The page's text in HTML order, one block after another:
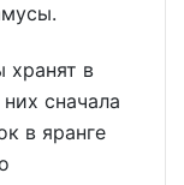
в
сначала
в яранге